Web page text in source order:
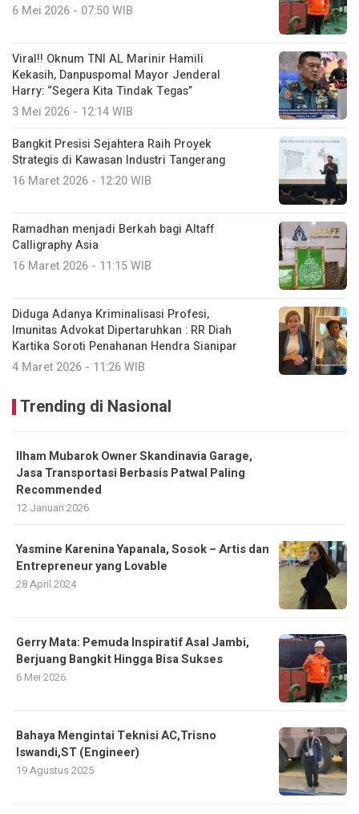
6 Mei 2026 - 07:50 WIB
Viral!! Oknum TNI AL Marinir Hamili
Kekasih, Danpuspomal Mayor Jenderal
Harry: “Segera Kita Tindak Tegas”
3 Mei 2026 - 12:14 WIB
Bangkit Presisi Sejahtera Raih Proyek
Strategis di Kawasan Industri Tangerang
16 Maret 2026 - 12:20 WIB
Ramadhan menjadi Berkah bagi Altaff
Calligraphy Asia
16 Maret 2026 - 11:15 WIB
Diduga Adanya Kriminalisasi Profesi,
Imunitas Advokat Dipertaruhkan : RR Diah
Kartika Soroti Penahanan Hendra Sianipar
4 Maret 2026 - 11:26 WIB
Trending di Nasional
Ilham Mubarok Owner Skandinavia Garage,
Jasa Transportasi Berbasis Patwal Paling
Recommended
12 Januari 2026
Yasmine Karenina Yapanala, Sosok – Artis dan
Entrepreneur yang Lovable
28 April 2024
Gerry Mata: Pemuda Inspiratif Asal Jambi,
Berjuang Bangkit Hingga Bisa Sukses
6 Mei 2026
Bahaya Mengintai Teknisi AC,Trisno
Iswandi,ST (Engineer)
19 Agustus 2025